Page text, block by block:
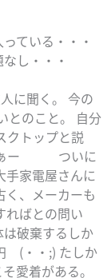
ている・・・
し・・・
に聞く。 今の
とのこと。 自分
クトップと説
ぁぁー ついに
手家電屋さんに
く、メーカーも
ればとの問い
破棄するしか
(・・;) たしか
愛着がある。